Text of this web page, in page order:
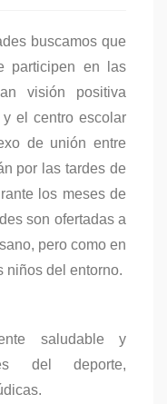
buscamos que
participen en las
visión positiva
el centro escolar
de unión entre
por las tardes de
los meses de
son ofertadas a
pero como en
niños del entorno.
saludable y
del deporte,